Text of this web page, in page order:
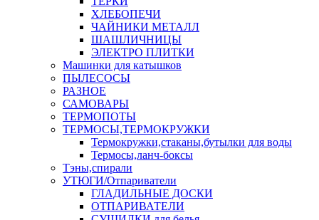
ХЛЕБОПЕЧИ
ЧАЙНИКИ МЕТАЛЛ
ШАШЛИЧНИЦЫ
ЭЛЕКТРО ПЛИТКИ
Машинки для катышков
ПЫЛЕСОСЫ
РАЗНОЕ
САМОВАРЫ
ТЕРМОПОТЫ
ТЕРМОСЫ,ТЕРМОКРУЖКИ
Термокружки,стаканы,бутылки для воды
Термосы,ланч-боксы
Тэны,спирали
УТЮГИ/Отпариватели
ГЛАДИЛЬНЫЕ ДОСКИ
ОТПАРИВАТЕЛИ